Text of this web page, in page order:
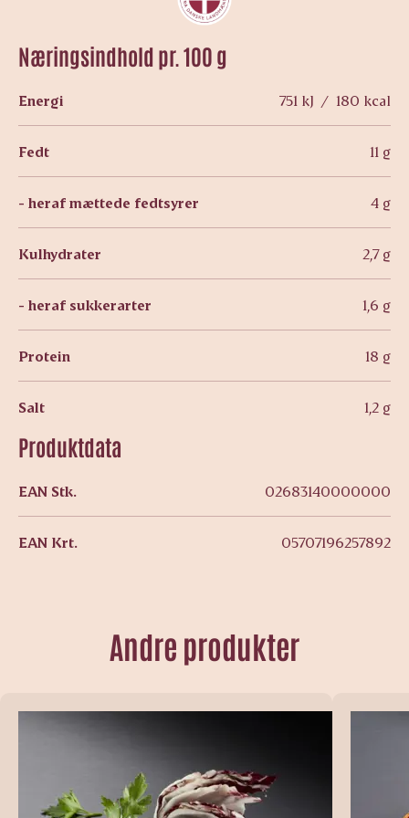
Næringsindhold pr. 100 g
Energi 751 kJ / 180 kcal
Fedt 11 g
- heraf mættede fedtsyrer 4 g
Kulhydrater 2,7 g
- heraf sukkerarter 1,6 g
Protein 18 g
Salt 1,2 g
Produktdata
EAN Stk. 02683140000000
EAN Krt. 05707196257892
Andre produkter